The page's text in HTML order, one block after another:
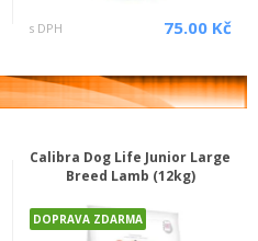
s DPH 75.00 Kč
Calibra Dog Life Junior Large
Breed Lamb (12kg)
DOPRAVA ZDARMA